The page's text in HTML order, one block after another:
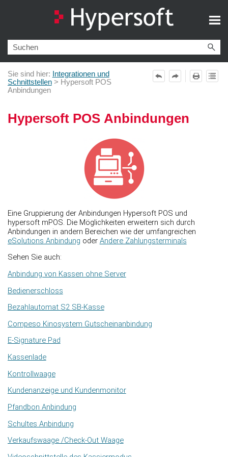
Zu Hauptinhalt springen
Sie sind hier:
Integrationen und
Schnittstellen> Hypersoft POS
Anbindungen
Hypersoft POS Anbindungen
Eine Gruppierung der Anbindungen Hypersoft POS und
hypersoft mPOS. Die Möglichkeiten erweitern sich durch
Anbindungen in andern Bereichen wie der umfangreichen
eSolutions Anbindung oder Andere Zahlungsterminals
Sehen Sie auch:
Anbindung von Kassen ohne Server
Bedienerschloss
Bezahlautomat S2 SB-Kasse
Compeso Kinosystem Gutscheinanbindung
E-Signature Pad
Kassenlade
Kontrollwaage
Kundenanzeige und Kundenmonitor
Pfandbon Anbindung
Schultes Anbindung
Verkaufswaage /Check-Out Waage